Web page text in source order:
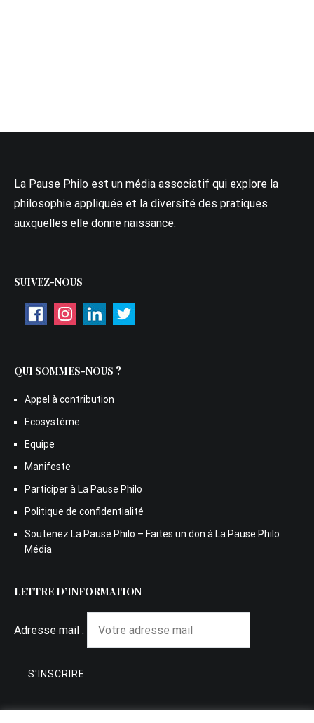
La Pause Philo est un média associatif qui explore la
philosophie appliquée et la diversité des pratiques
auxquelles elle donne naissance.
SUIVEZ-NOUS
QUI SOMMES-NOUS ?
Appel à contribution
Ecosystème
Equipe
Manifeste
Participer à La Pause Philo
Politique de confidentialité
Soutenez La Pause Philo – Faites un don à La Pause Philo
Média
LETTRE D’INFORMATION
Adresse mail :